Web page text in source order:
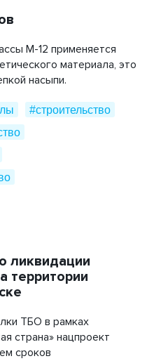
М-12 применяется
материала, это
насыпи.
#строительство
ликвидации
территории
ТБО в рамках
страна» нацпроект
сроков